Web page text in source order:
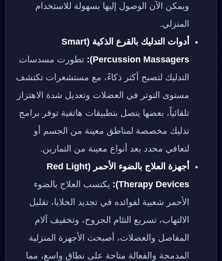
ويمكن الآن الوصول إليها بسهولة للاستخدام
المنزلي.
أدوات التدليك بالقرع الذكية (Smart
Percussion Massagers):
تطورت مسدسات
التدليك لتصبح أكثر ذكاءً، مع مستشعرات تكتشف
مستوى التوتر في العضلات وتعديل شدة الاهتزاز
تلقائياً، بعضها يتصل بتطبيقات هاتفية توفر برامج
تدليك مخصصة لمناطق معينة من الجسم أو
لتعافي محدد بعد أنواع معينة من التمارين.
أجهزة العلاج بالضوء الأحمر (Red Light
Therapy Devices):
يكتسب العلاج بالضوء
الأحمر شعبية لفوائده في تجديد الخلايا، تقليل
الالتهاب، تسريع التئام الجروح، وتخفيف آلام
المفاصل والعضلات، أصبحت الأجهزة المنزلية
المدمجة والفعالة متاحة على نطاق واسع، مما